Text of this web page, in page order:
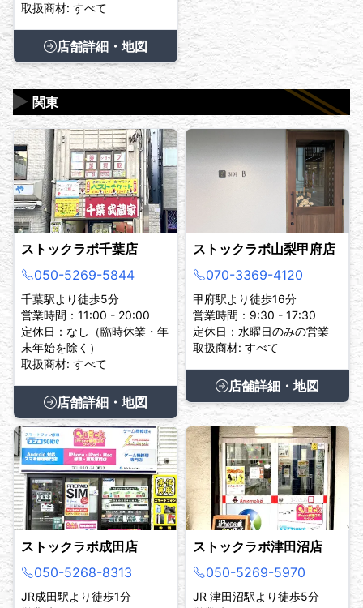
取扱商材: すべて
店舗詳細・地図
関東
▶
ストックラボ千葉店
050-5269-5844
千葉駅より徒歩5分
営業時間：11:00 - 20:00
定休日：なし（臨時休業・年
末年始を除く）
取扱商材: すべて
店舗詳細・地図
ストックラボ山梨甲府店
070-3369-4120
甲府駅より徒歩16分
営業時間：9:30 - 17:30
定休日：水曜日のみの営業
取扱商材: すべて
店舗詳細・地図
ストックラボ成田店
050-5268-8313
JR成田駅より徒歩1分
ストックラボ津田沼店
050-5269-5970
JR 津田沼駅より徒歩5分